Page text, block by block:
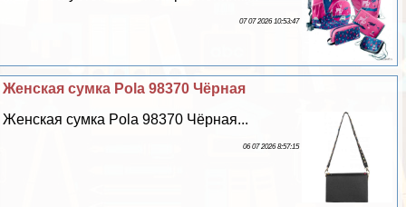
07 07 2026 10:53:47
Женская сумка Pola 98370 Чёрная
Женская сумка Pola 98370 Чёрная...
06 07 2026 8:57:15